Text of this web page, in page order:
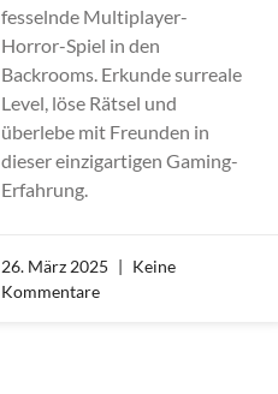
fesselnde Multiplayer-
Horror-Spiel in den
Backrooms. Erkunde surreale
Level, löse Rätsel und
überlebe mit Freunden in
dieser einzigartigen Gaming-
Erfahrung.
26. März 2025
Keine
Kommentare